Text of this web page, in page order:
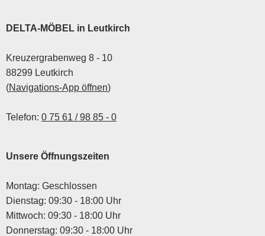
DELTA-MÖBEL in Leutkirch
Kreuzergrabenweg 8 - 10
88299 Leutkirch
(Navigations-App öffnen)
Telefon: 0 75 61 / 98 85 - 0
Unsere Öffnungszeiten
Montag: Geschlossen
Dienstag: 09:30 - 18:00 Uhr
Mittwoch: 09:30 - 18:00 Uhr
Donnerstag: 09:30 - 18:00 Uhr